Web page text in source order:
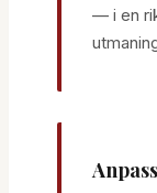
— i en